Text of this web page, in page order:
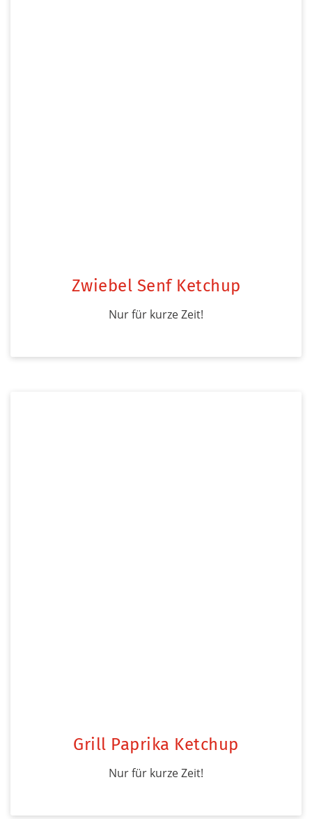
Zwiebel Senf Ketchup
Nur für kurze Zeit!
Grill Paprika Ketchup
Nur für kurze Zeit!